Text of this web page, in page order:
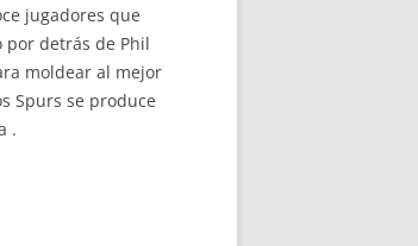
jugadores que
por detrás de Phil
moldear al mejor
Spurs se produce
.